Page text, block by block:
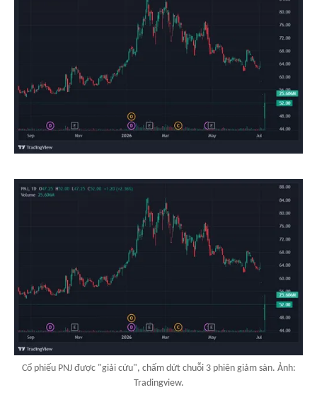
Cổ phiếu PNJ được "giải cứu", chấm dứt chuỗi 3 phiên giảm sàn. Ảnh:
Tradingview.